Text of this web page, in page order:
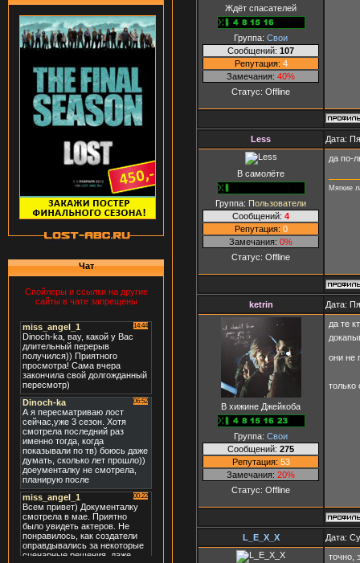
Чат
Спойлеры и ссылки на другие
сайты в чате запрещены
Ждёт спасателей
Группа: Свои
Сообщений: 107
Репутация: 4
Замечания: 40%
Статус: Offline
Less Дата:
В самолёте
Группа: Пользователи
Сообщений: 4
Репутация: 0
Замечания: 0%
Статус: Offline
да по-
Мягкие
ketrin Дата:
В хижине Джейкоба
Группа: Свои
Сообщений: 275
Репутация: 53
Замечания: 20%
Статус: Offline
да те
они не
L_E_X_X Дата:
точно,